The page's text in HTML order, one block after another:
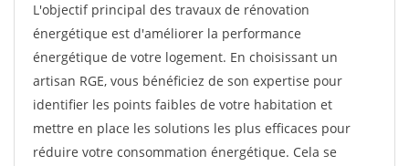
L'objectif principal des travaux de rénovation
énergétique est d'améliorer la performance
énergétique de votre logement. En choisissant un
artisan RGE, vous bénéficiez de son expertise pour
identifier les points faibles de votre habitation et
mettre en place les solutions les plus efficaces pour
réduire votre consommation énergétique. Cela se